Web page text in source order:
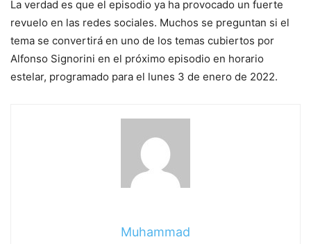
La verdad es que el episodio ya ha provocado un fuerte
revuelo en las redes sociales. Muchos se preguntan si el
tema se convertirá en uno de los temas cubiertos por
Alfonso Signorini en el próximo episodio en horario
estelar, programado para el lunes 3 de enero de 2022.
Muhammad